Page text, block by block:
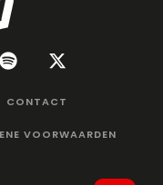
CONTACT
VOORWAARDEN